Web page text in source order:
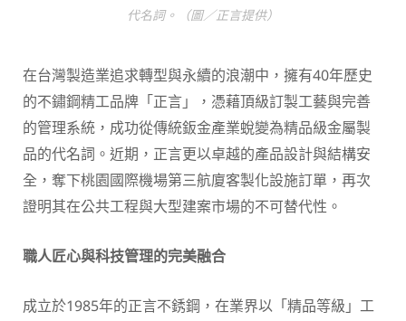
代名詞。（圖／正言提供）
在台灣製造業追求轉型與永續的浪潮中，擁有40年歷史
的不鏽鋼精工品牌「正言」，憑藉頂級訂製工藝與完善
的管理系統，成功從傳統鈑金產業蛻變為精品級金屬製
品的代名詞。近期，正言更以卓越的產品設計與結構安
全，奪下桃園國際機場第三航廈客製化設施訂單，再次
證明其在公共工程與大型建案市場的不可替代性。
職人匠心與科技管理的完美融合
成立於1985年的正言不銹鋼，在業界以「精品等級」工